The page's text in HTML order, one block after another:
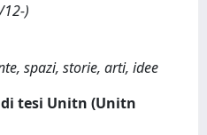
)
spazi, storie, arti, idee
tesi Unitn (Unitn